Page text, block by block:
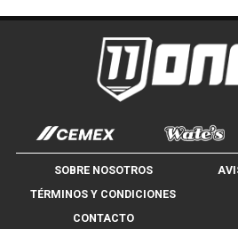
SOBRE NOSOTROS
TÉRMINOS Y CONDICIONES
CONTACTO